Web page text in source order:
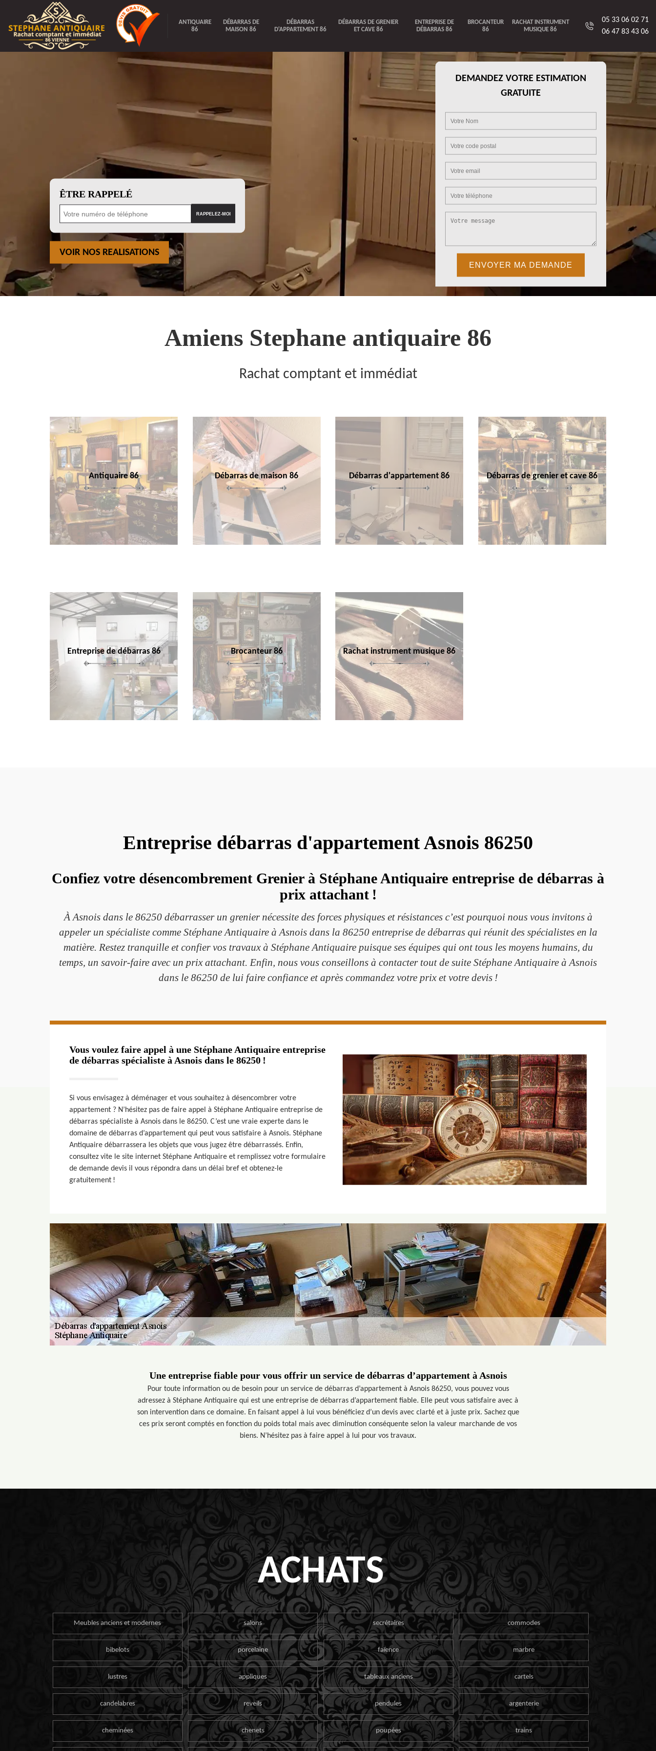
ANTIQUAIRE
86
DÉBARRAS DE
MAISON 86
DÉBARRAS
D'APPARTEMENT 86
DÉBARRAS DE GRENIER
ET CAVE 86
ENTREPRISE DE
DÉBARRAS 86
BROCANTEUR
86
RACHAT INSTRUMENT
MUSIQUE 86
05 33 06 02 71
06 47 83 43 06
ÊTRE RAPPELÉ
VOIR NOS REALISATIONS
DEMANDEZ VOTRE ESTIMATION
GRATUITE
Amiens Stephane antiquaire 86
Rachat comptant et immédiat
Antiquaire 86 Débarras de maison 86 Débarras d'appartement 86 Débarras de grenier et cave 86
Entreprise de débarras 86 Brocanteur 86 Rachat instrument musique 86
Entreprise débarras d'appartement Asnois 86250
Confiez votre désencombrement Grenier à Stéphane Antiquaire entreprise de débarras à
prix attachant !
À Asnois dans le 86250 débarrasser un grenier nécessite des forces physiques et résistances c’est pourquoi nous vous invitons à
appeler un spécialiste comme Stéphane Antiquaire à Asnois dans la 86250 entreprise de débarras qui réunit des spécialistes en la
matière. Restez tranquille et confier vos travaux à Stéphane Antiquaire puisque ses équipes qui ont tous les moyens humains, du
temps, un savoir-faire avec un prix attachant. Enfin, nous vous conseillons à contacter tout de suite Stéphane Antiquaire à Asnois
dans le 86250 de lui faire confiance et après commandez votre prix et votre devis !
Vous voulez faire appel à une Stéphane Antiquaire entreprise
de débarras spécialiste à Asnois dans le 86250 !
Si vous envisagez à déménager et vous souhaitez à désencombrer votre
appartement ? N’hésitez pas de faire appel à Stéphane Antiquaire entreprise de
débarras spécialiste à Asnois dans le 86250. C’est une vraie experte dans le
domaine de débarras d’appartement qui peut vous satisfaire à Asnois. Stéphane
Antiquaire débarrassera les objets que vous jugez être débarrassés. Enfin,
consultez vite le site internet Stéphane Antiquaire et remplissez votre formulaire
de demande devis il vous répondra dans un délai bref et obtenez-le
gratuitement !
Une entreprise fiable pour vous offrir un service de débarras d’appartement à Asnois
Pour toute information ou de besoin pour un service de débarras d’appartement à Asnois 86250, vous pouvez vous
adressez à Stéphane Antiquaire qui est une entreprise de débarras d’appartement fiable. Elle peut vous satisfaire avec à
son intervention dans ce domaine. En faisant appel à lui vous bénéficiez d’un devis avec clarté et à juste prix. Sachez que
ces prix seront comptés en fonction du poids total mais avec diminution conséquente selon la valeur marchande de vos
biens. N’hésitez pas à faire appel à lui pour vos travaux.
ACHATS
Meubles anciens et modernes salons secrétaires commodes
bibelots porcelaine faïence marbre
lustres appliques tableaux anciens cartels
candelabres reveils pendules argenterie
cheminées chenets poupées trains